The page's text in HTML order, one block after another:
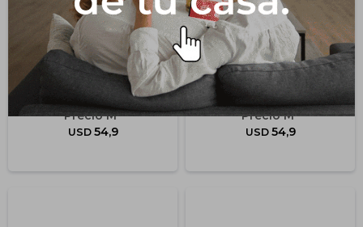
Porcelanato Miller Beige
Mt Rt "a" 60x120 Cm
USD 54,9
Porcelanato Miller
Natural Mt Rt "a" 60x120
Cm
USD 54,9